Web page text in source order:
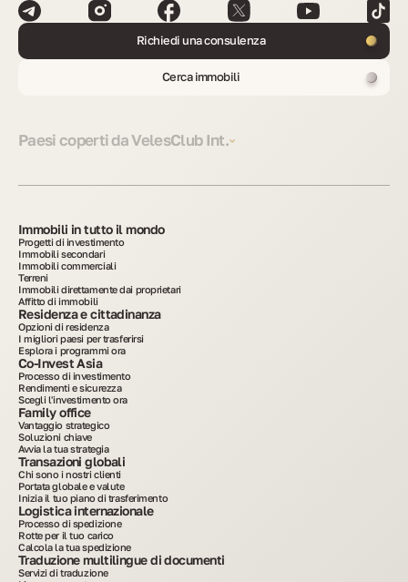
Richiedi una consulenza
Cerca immobili
Paesi coperti da VelesClub Int.
Immobili in tutto il mondo
Progetti di investimento
Immobili secondari
Immobili commerciali
Terreni
Immobili direttamente dai proprietari
Affitto di immobili
Residenza e cittadinanza
Opzioni di residenza
I migliori paesi per trasferirsi
Esplora i programmi ora
Co-Invest Asia
Processo di investimento
Rendimenti e sicurezza
Scegli l'investimento ora
Family office
Vantaggio strategico
Soluzioni chiave
Avvia la tua strategia
Transazioni globali
Chi sono i nostri clienti
Portata globale e valute
Inizia il tuo piano di trasferimento
Logistica internazionale
Processo di spedizione
Rotte per il tuo carico
Calcola la tua spedizione
Traduzione multilingue di documenti
Servizi di traduzione